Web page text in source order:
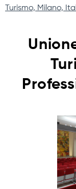
Turismo, Milano,